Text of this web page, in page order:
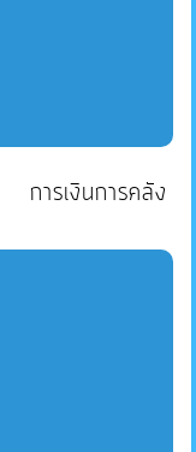
การเงินการคลัง